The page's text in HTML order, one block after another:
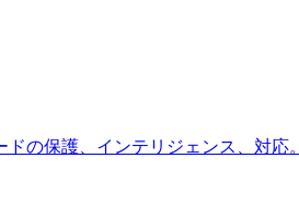
の保護、インテリジェンス、対応。